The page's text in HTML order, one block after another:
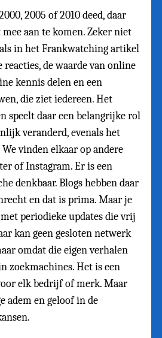
2005 of 2010 deed, daar
aan te komen. Zeker niet
in het Frankwatching artikel
de waarde van online
kennis delen en een
die ziet iedereen. Het
speelt daar een belangrijke rol
veranderd, evenals het
vinden elkaar op andere
of Instagram. Er is een
denkbaar. Blogs hebben daar
en dat is prima. Maar je
periodieke updates die vrij
kan geen gesloten netwerk
omdat die eigen verhalen
zoekmachines. Het is een
elk bedrijf of merk. Maar
adem en geloof in de